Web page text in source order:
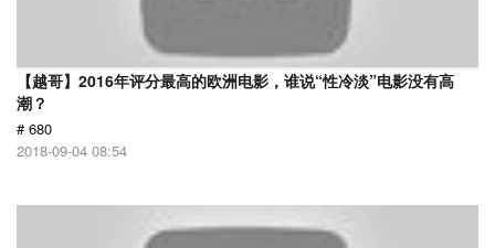
【越哥】2016年评分最高的欧洲电影，谁说“性冷淡”电影没有高
潮？
# 680
2018-09-04 08:54